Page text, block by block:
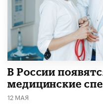
В России
медицинские
12 МАЯ